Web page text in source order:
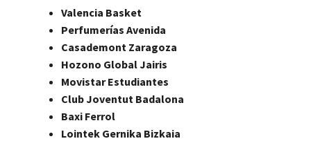
Valencia Basket
Perfumerías Avenida
Casademont Zaragoza
Hozono Global Jairis
Movistar Estudiantes
Club Joventut Badalona
Baxi Ferrol
Lointek Gernika Bizkaia